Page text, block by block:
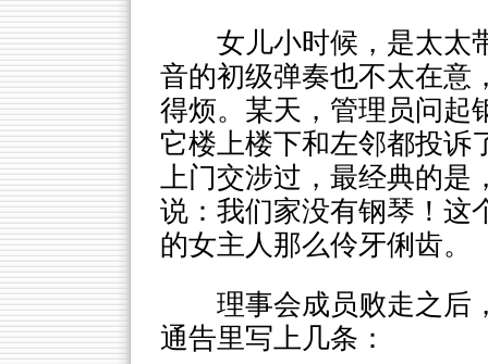
女儿小时候，是太太
音的初级弹奏也不太在意
得烦。某天，管理员问起
它楼上楼下和左邻都投诉
上门交涉过，最经典的是
说：我们家没有钢琴！这
的女主人那么伶牙俐齿。
理事会成员败走之后
通告里写上几条：